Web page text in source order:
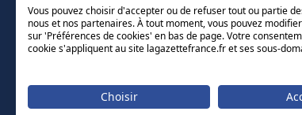
Mentions légales
Vous pouvez choisir d'accepter ou de refuser tout ou partie
nous et nos partenaires. À tout moment, vous pouvez
sur 'Préférences de cookies' en bas de page. Votre
cookie s'appliquent au site lagazettefrance.fr et ses sous-
Choisir